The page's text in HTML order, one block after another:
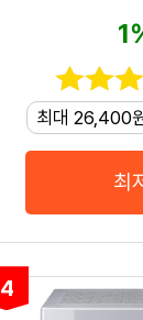
최대 26,400
최
4